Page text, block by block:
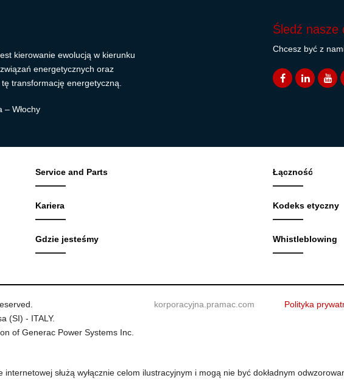
kierowanie ewolucją w kierunku
energetycznych oraz
transformację energetyczną.
– Włochy
Śledź nasze
Chcesz być z
Service and Parts
Kariera
Gdzie jesteśmy
Łączność
Kodeks etyczny
Whistleblowing
(SI) - ITALY.
of Generac Power Systems Inc.
korporacyjna.pramac.com Polityka
służą wyłącznie celom ilustracyjnym i mogą nie być dokładnym